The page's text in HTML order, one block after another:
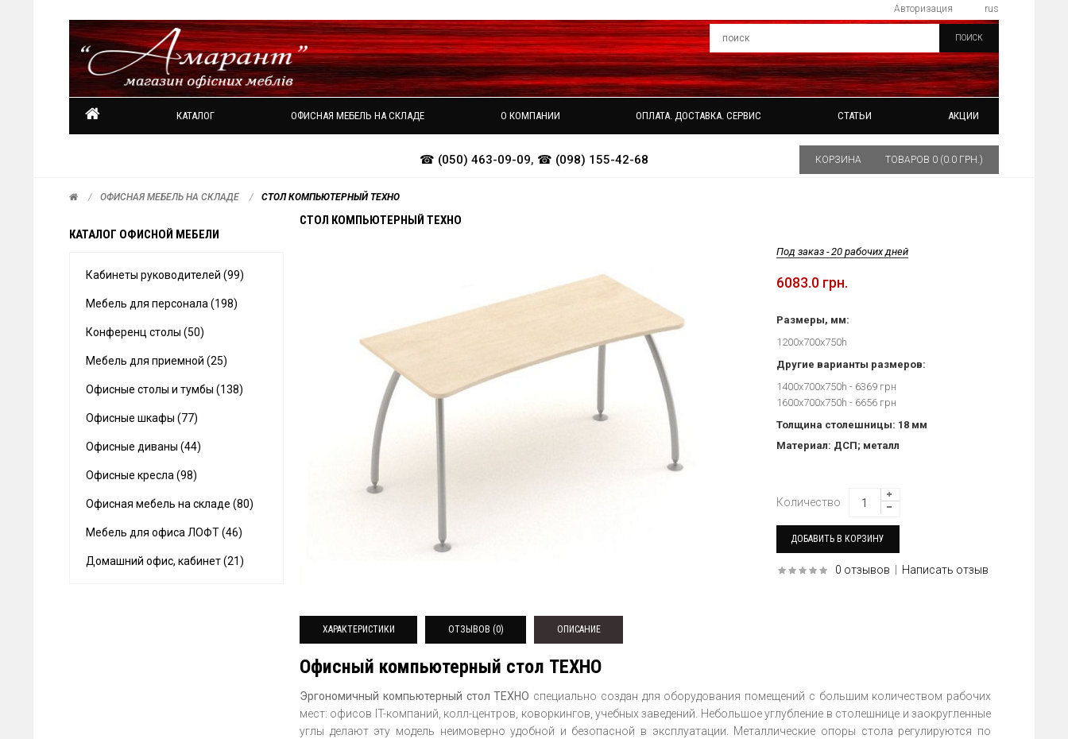
rus
Авторизация
ПОИСК
КАТАЛОГ ОФИСНАЯ МЕБЕЛЬ НА СКЛАДЕ О КОМПАНИИ ОПЛАТА. ДОСТАВКА. СЕРВИС СТАТЬИ АКЦИИ
☎ (050) 463-09-09, ☎ (098) 155-42-68 КОРЗИНА ТОВАРОВ 0 (0.0 ГРН.)
ОФИСНАЯ МЕБЕЛЬ НА СКЛАДЕ СТОЛ КОМПЬЮТЕРНЫЙ ТЕХНО
КАТАЛОГ ОФИСНОЙ МЕБЕЛИ
Кабинеты руководителей (99)
Мебель для персонала (198)
Конференц столы (50)
Мебель для приемной (25)
Офисные столы и тумбы (138)
Офисные шкафы (77)
Офисные диваны (44)
Офисные кресла (98)
Офисная мебель на складе (80)
Мебель для офиса ЛОФТ (46)
Домашний офис, кабинет (21)
СТОЛ КОМПЬЮТЕРНЫЙ ТЕХНО
Под заказ - 20 рабочих дней
6083.0 грн.
Размеры, мм:
1200х700х750h
Другие варианты размеров:
1400х700х750h - 6369 грн
1600х700х750h - 6656 грн
Толщина столешницы: 18 мм
Материал: ДСП; металл
Количество
0 отзывов Написать отзыв
ХАРАКТЕРИСТИКИ ОТЗЫВОВ (0) ОПИСАНИЕ
Офисный компьютерный стол ТЕХНО
Эргономичный компьютерный стол ТЕХНО специально создан для оборудования помещений с большим количеством рабочих
мест: офисов IT-компаний, колл-центров, коворкингов, учебных заведений. Небольшое углубление в столешнице и заокругленные
углы делают эту модель неимоверно удобной и безопасной в эксплуатации. Металлические опоры стола регулируются по